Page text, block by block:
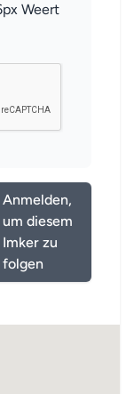
Weert
Anmelden,
um diesem
Imker zu
folgen